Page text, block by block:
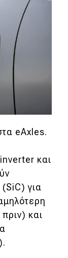
eAxles.
και
για
και